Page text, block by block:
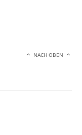
NACH OBEN